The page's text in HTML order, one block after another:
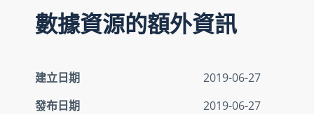
數據資源的額外資訊
建立日期
2019-06-27
發布日期
2019-06-27